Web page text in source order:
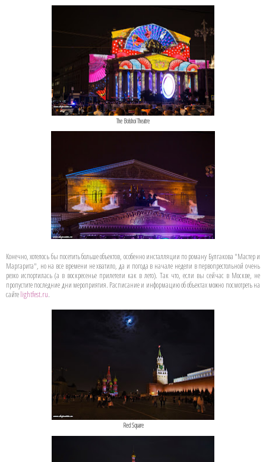
The Bolshoi Theatre
Конечно, хотелось бы посетить больше объектов, особенно инсталляции по роману Булгакова "Мастер и
Маргарита", но на все времени не хватило, да и погода в начале недели в первопрестольной очень
резко испортилась (а в воскресенье прилетели как в лето). Так что, если вы сейчас в Москве, не
пропустите последние дни мероприятия. Расписание и информацию об объектах можно посмотреть на
сайтеlightfest.ru.
Red Square